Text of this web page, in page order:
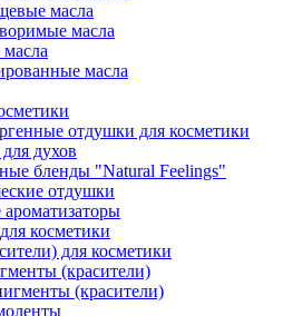
масла
масла
масла
отдушки для косметики
духов
бленды "Natural Feelings"
отдушки
косметики
для косметики
(красители)
(красители)